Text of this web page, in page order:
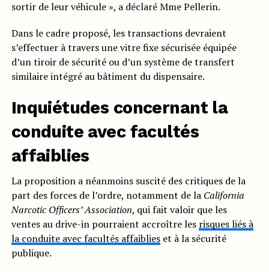
sortir de leur véhicule », a déclaré Mme Pellerin.
Dans le cadre proposé, les transactions devraient
s’effectuer à travers une vitre fixe sécurisée équipée
d’un tiroir de sécurité ou d’un système de transfert
similaire intégré au bâtiment du dispensaire.
Inquiétudes concernant la
conduite avec facultés
affaiblies
La proposition a néanmoins suscité des critiques de la
part des forces de l’ordre, notamment de la California
Narcotic Officers’ Association, qui fait valoir que les
ventes au drive-in pourraient accroître les risques liés à
la conduite avec facultés affaiblieset à la sécurité
publique.